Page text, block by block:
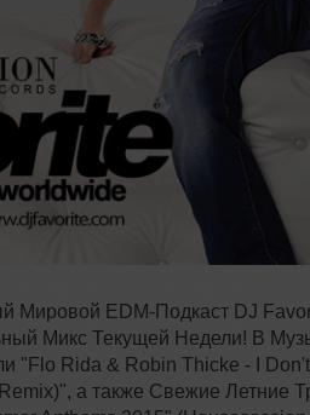
Мировой EDM-Подкаст DJ
Микс Текущей Недели! В
"Flo Rida & Robin Thicke - I
а также Свежие Летние